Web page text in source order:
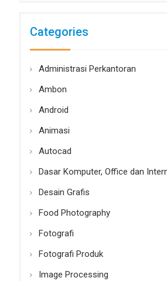
Categories
Administrasi Perkantoran
Ambon
Android
Animasi
Autocad
Dasar Komputer, Office dan
Desain Grafis
Food Photography
Fotografi
Fotografi Produk
Image Processing